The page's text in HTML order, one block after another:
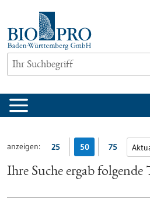
springen
anzeigen: 25 50 75
Ihre Suche ergab folgende